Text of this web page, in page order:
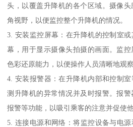
头，以覆盖升降机的各个区域。摄像
角视野，以便监控整个升降机的情况。
3. 安装监控屏幕：在升降机的控制室
幕，用于显示摄像头拍摄的画面。监
色彩还原能力，以便操作人员清晰地观
4. 安装报警器：在升降机内部和控制
测升降机的异常情况并及时报警。报
报警等功能，以吸引乘客的注意并促使
5. 连接电源和网络：将监控设备与电